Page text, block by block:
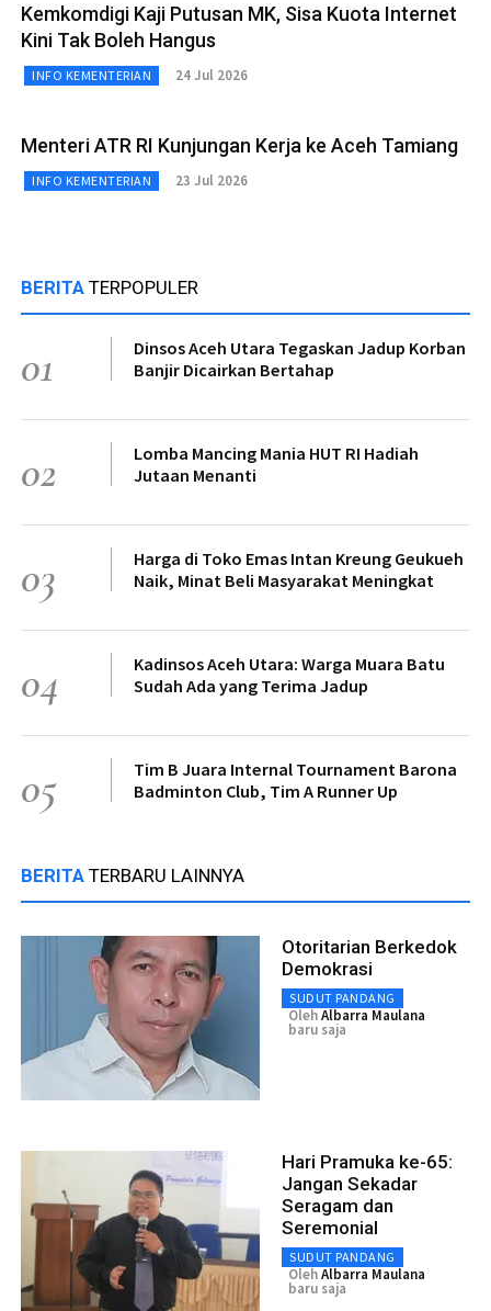
Kemkomdigi Kaji Putusan MK, Sisa Kuota Internet
Kini Tak Boleh Hangus
INFO KEMENTERIAN 24 Jul 2026
Menteri ATR RI Kunjungan Kerja ke Aceh Tamiang
INFO KEMENTERIAN 23 Jul 2026
BERITA TERPOPULER
01
Dinsos Aceh Utara Tegaskan Jadup Korban
Banjir Dicairkan Bertahap
02
Lomba Mancing Mania HUT RI Hadiah
Jutaan Menanti
03
Harga di Toko Emas Intan Kreung Geukueh
Naik, Minat Beli Masyarakat Meningkat
04
Kadinsos Aceh Utara: Warga Muara Batu
Sudah Ada yang Terima Jadup
05
Tim B Juara Internal Tournament Barona
Badminton Club, Tim A Runner Up
BERITA TERBARU LAINNYA
Otoritarian Berkedok
Demokrasi
SUDUT PANDANG
OlehAlbarra Maulana
baru saja
Hari Pramuka ke-65:
Jangan Sekadar
Seragam dan
Seremonial
SUDUT PANDANG
OlehAlbarra Maulana
baru saja